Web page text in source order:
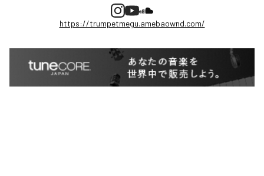
https://trumpetmegu.amebaownd.com/